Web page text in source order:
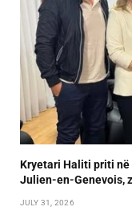
Kryetari Haliti priti
Julien-en-Genevois,
JULY 31, 2026